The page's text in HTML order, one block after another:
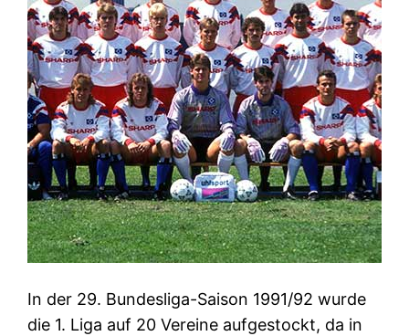
In der 29. Bundesliga-Saison 1991/92 wurde
die 1. Liga auf 20 Vereine aufgestockt, da in